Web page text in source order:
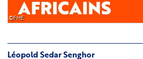
©FME
Léopold Sedar Senghor